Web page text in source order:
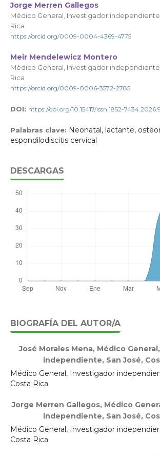
Jorge Merren Gallegos
Médico General, Investigador
Rica
https://orcid.org/0009-0004-4369-4775
Meir Mendelewicz Montero
Médico General, Investigador
Rica
https://orcid.org/0009-0006-3572-2785
DOI: https://doi.org/10.15417/issn.1852-
Palabras clave: Neonatal, lactante,
espondilodiscitis cervical
DESCARGAS
BIOGRAFÍA DEL AUTOR/A
José Morales Mena, Médico
independiente, San José,
Médico General, Investigador
Costa Rica
Jorge Merren Gallegos, Médico
independiente, San José,
Médico General, Investigador
Costa Rica